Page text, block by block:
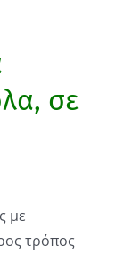
σε
με
τρόπος